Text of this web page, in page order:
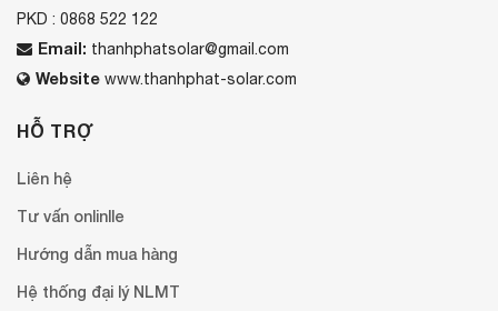
PKD : 0868 522 122
Email: thanhphatsolar@gmail.com
Website www.thanhphat-solar.com
HỖ TRỢ
Liên hệ
Tư vấn onlinlle
Hướng dẫn mua hàng
Hệ thống đại lý NLMT